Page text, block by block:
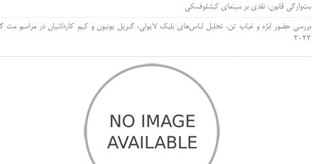
بت‌وارگی قانون، نقدی بر سینمای کیشلوفسکی
بررسی حضور ابژه و غیاب تن، تحلیل لباس‌های بلیک لایولی، گبریل یونیون و کیم کارداشیان در مراسم مت
۲۰۲۲